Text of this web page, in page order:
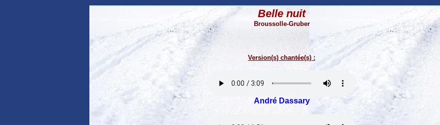
Belle nuit
Broussolle-Gruber
Version(s) chantée(s) :
André Dassary